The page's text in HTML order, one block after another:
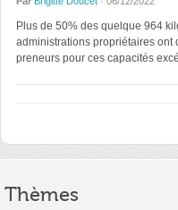
Plus de 50% des quelque 964
administrations propriétaires ont
preneurs pour ces capacités
Thèmes